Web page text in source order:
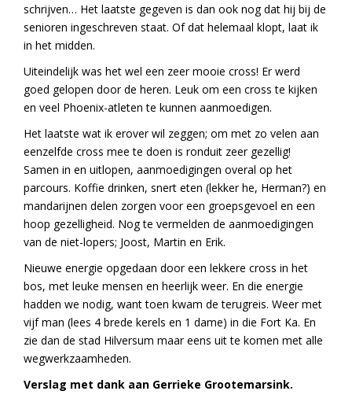
schrijven… Het laatste gegeven is dan ook nog dat hij bij de
senioren ingeschreven staat. Of dat helemaal klopt, laat ik
in het midden.
Uiteindelijk was het wel een zeer mooie cross! Er werd
goed gelopen door de heren. Leuk om een cross te kijken
en veel Phoenix-atleten te kunnen aanmoedigen.
Het laatste wat ik erover wil zeggen; om met zo velen aan
eenzelfde cross mee te doen is ronduit zeer gezellig!
Samen in en uitlopen, aanmoedigingen overal op het
parcours. Koffie drinken, snert eten (lekker he, Herman?) en
mandarijnen delen zorgen voor een groepsgevoel en een
hoop gezelligheid. Nog te vermelden de aanmoedigingen
van de niet-lopers; Joost, Martin en Erik.
Nieuwe energie opgedaan door een lekkere cross in het
bos, met leuke mensen en heerlijk weer. En die energie
hadden we nodig, want toen kwam de terugreis. Weer met
vijf man (lees 4 brede kerels en 1 dame) in die Fort Ka. En
zie dan de stad Hilversum maar eens uit te komen met alle
wegwerkzaamheden.
Verslag met dank aan Gerrieke Grootemarsink.